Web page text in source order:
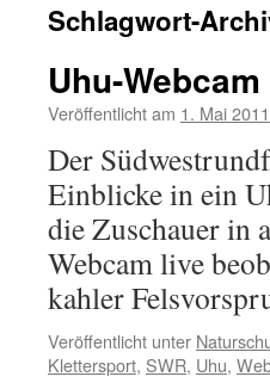
Schlagwort-
Uhu-Webcam
Veröffentlicht am 1. Mai 2011
Der
Einblicke in ein
die Zuschauer in
Webcam live
kahler
Veröffentlicht unter
Klettersport, SWR, Uhu,